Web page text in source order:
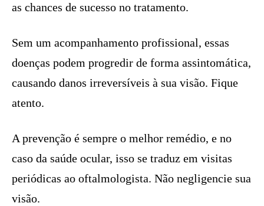
as chances de sucesso no tratamento.
Sem um acompanhamento profissional, essas
doenças podem progredir de forma assintomática,
causando danos irreversíveis à sua visão. Fique
atento.
A prevenção é sempre o melhor remédio, e no
caso da saúde ocular, isso se traduz em visitas
periódicas ao oftalmologista. Não negligencie sua
visão.